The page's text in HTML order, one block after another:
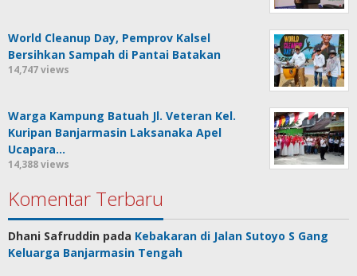
World Cleanup Day, Pemprov Kalsel
Bersihkan Sampah di Pantai Batakan
14,747 views
Warga Kampung Batuah Jl. Veteran Kel.
Kuripan Banjarmasin Laksanaka Apel
Ucapara…
14,388 views
Komentar Terbaru
Dhani Safruddin pada Kebakaran di Jalan Sutoyo S Gang
Keluarga Banjarmasin Tengah